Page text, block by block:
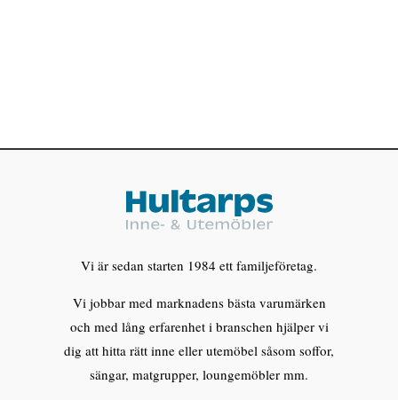
Vi är sedan starten 1984 ett familjeföretag.
Vi jobbar med marknadens bästa varumärken
och med lång erfarenhet i branschen hjälper vi
dig att hitta rätt inne eller utemöbel såsom soffor,
sängar, matgrupper, loungemöbler mm.